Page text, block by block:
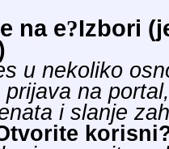
na e?Izbori
u nekoliko
na
i slanje